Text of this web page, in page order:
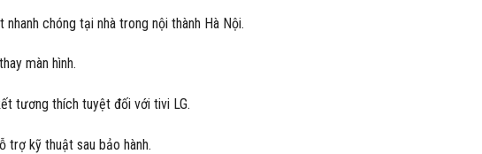
chóng tại nhà trong nội thành Hà Nội.
màn hình.
tương thích tuyệt đối với tivi LG.
trợ kỹ thuật sau bảo hành.